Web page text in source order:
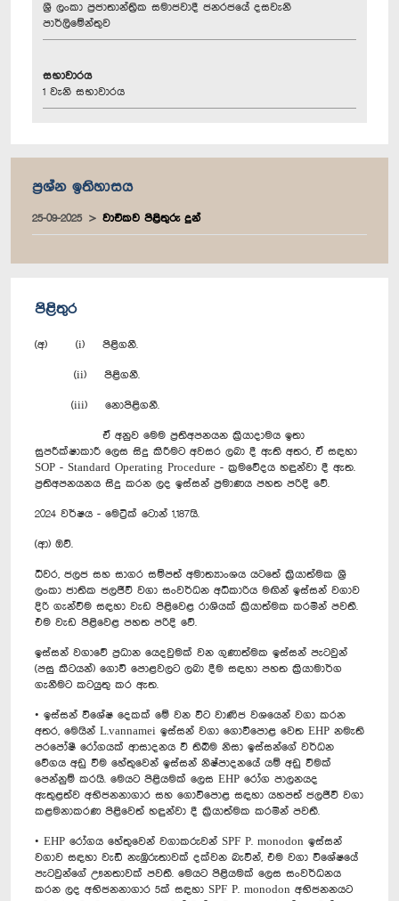
ශ්‍රී ලංකා ප්‍රජාතාන්ත්‍රික සමාජවාදී ජනරජයේ දසවැනි
පාර්ලිමේන්තුව
සභාවාරය
1 වැනි සභාවාරය
ප්‍රශ්න ඉතිහාසය
25-09-2025 වාචිකව පිළිතුරු දුන්
පිළිතුර
(අ) (i) පිළිගනී.
(ii) පිළිගනී.
(iii) නොපිළිගනී.
ඒ අනුව මෙම ප්‍රතිඅපනයන ක්‍රියාදාමය ඉතා
සුපරීක්ෂාකාරී ලෙස සිදු කිරීමට අවසර ලබා දී ඇති අතර, ඒ සඳහා
SOP - Standard Operating Procedure - ක්‍රමවේදය හඳුන්වා දී ඇත.
ප්‍රතිඅපනයනය සිදු කරන ලද ඉස්සන් ප්‍රමාණය පහත පරිදි වේ.
2024 වර්ෂය - මෙට්‍රික් ‍ටොන් 1,187යි.
(ආ) ඔව්.
ධීවර, ජලජ සහ සාගර සම්පත් අමාත්‍යාංශය යටතේ ක්‍රියාත්මක ශ්‍රී
ලංකා ජාතික ජලජීවී වගා සංවර්ධන අධිකාරිය මඟින් ඉස්සන් වගාව
දිරි ගැන්වීම සඳහා වැඩ පිළිවෙළ රාශියක් ක්‍රියාත්මක කරමින් පවතී.
එම වැඩ පිළිවෙළ පහත පරිදි වේ.
ඉස්සන් වගාවේ ප්‍රධාන යෙදවුමක් වන ගුණාත්මක ඉස්සන් පැටවුන්
(පසු කීටයන්) ගොවි පොළවලට ලබා දීම සඳහා පහත ක්‍රියාමාර්ග
ගැනීමට කටයුතු කර ඇත.
• ඉස්සන් විශේෂ දෙකක් මේ වන විට වාණිජ වශයෙන් වගා කරන
අතර, මෙයින් L.vannamei ඉස්සන් වගා ගොවිපොළ වෙත EHP නමැති
පරපෝෂී රෝගයක් ආසාදනය වී තිබීම නිසා ඉස්සන්ගේ වර්ධන
වේගය අඩු වීම හේතුවෙන් ඉස්සන් නිෂ්පාදනයේ යම් අඩු වීමක්
පෙන්නුම් කරයි. මෙයට පිළියමක් ලෙස EHP රෝග පාලනයද
ඇතුළත්ව අභිජනනාගාර සහ ගොවිපොළ සඳහා යහපත් ජලජීවී වගා
කළමනාකරණ පිළිවෙත් හඳුන්වා දී ක්‍රියාත්මක කරමින් පවතී.
• EHP රෝගය හේතුවෙන් වගාකරුවන් SPF P. monodon ඉස්සන්
වගාව සඳහා වැඩි නැඹුරුතාවක් දක්වන බැවින්, එම වගා විශේෂයේ
පැටවුන්ගේ ඌනතාවක් පවතී. මෙයට පිළියමක් ලෙස සංවර්ධනය
කරන ලද අභිජනනාගාර 5ක් සඳහා SPF P. monodon අභිජනනයට